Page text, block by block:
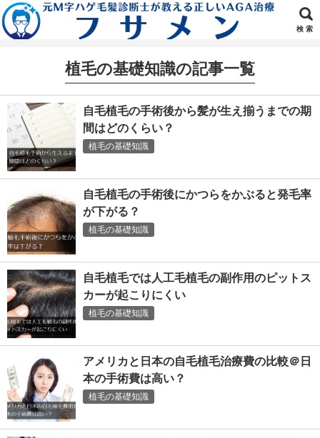
検 索
植毛の基礎知識の記事一覧
自毛植毛の手術後から髪が生え揃うまでの期
間はどのくらい？
植毛の基礎知識
自毛植毛の手術後にかつらをかぶると発毛率
が下がる？
植毛の基礎知識
自毛植毛では人工毛植毛の副作用のピットス
カーが起こりにくい
植毛の基礎知識
アメリカと日本の自毛植毛治療費の比較＠日
本の手術費は高い？
植毛の基礎知識